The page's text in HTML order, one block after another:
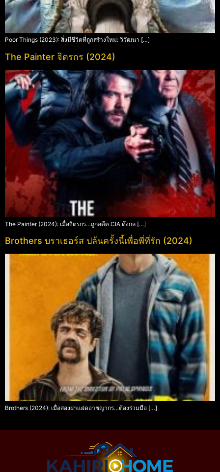
Poor Things (2023): สิ่งมีชีวิตที่ถูกสร้างใหม่: วิวัฒนา […]
The Painter จิตรกร (2024)
The Painter (2024): เมื่อจิตรกร…ถูกอดีต CIA ดึงกล […]
Brothers บราเธอร์ส ปล้นครั้งนี้เพื่อพี่ที่รัก (2024)
Brothers (2024): เมื่อสองฝาแฝดอาชญากร…ต้องร่วมมือ […]